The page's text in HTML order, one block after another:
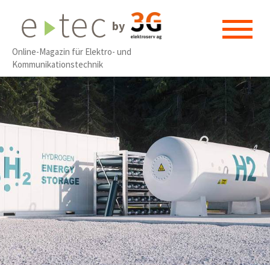
by
Online-Magazin für Elektro- und
Kommunikationstechnik